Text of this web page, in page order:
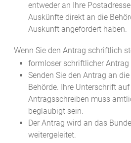
entweder an Ihre
Auskünfte direkt an die
Auskunft angefordert haben.
Wenn Sie den Antrag schriftlich
formloser schriftlicher Antrag
Senden Sie den Antrag an
Behörde. Ihre Unterschrift
Antragsschreiben muss
beglaubigt sein.
Der Antrag wird an das
weitergeleitet.